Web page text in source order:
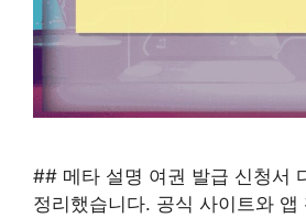
## 메타 설명 여권 발급 신청서
정리했습니다. 공식 사이트와